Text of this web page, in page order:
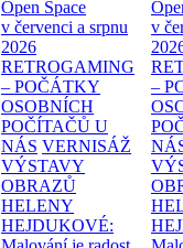
Open Space
v červenci a srpnu
2026
RETROGAMING
– POČÁTKY
OSOBNÍCH
POČÍTAČŮ U
NÁS VERNISÁŽ
VÝSTAVY
OBRAZŮ
HELENY
HEJDUKOVÉ:
v
–